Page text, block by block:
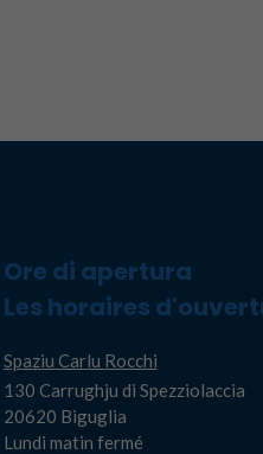
Ore di apertura
Les horaires
Spaziu Carlu Rocchi
130 Carrughju di Spezziolaccia
20620 Biguglia
Lundi matin fermé